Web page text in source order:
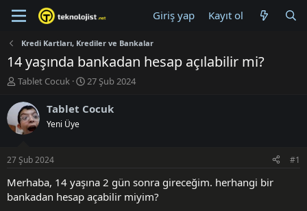
Giriş yap Kayıt ol
Kredi Kartları, Krediler ve Bankalar
14 yaşında bankadan hesap açılabilir mi?
K
n
u
y
B
a
ş
a
Tablet Cocuk
B
ş
ç
a
27 Şub 2024
Tablet Cocuk
Yeni Üye
27 Şub 2024 #1
Merhaba, 14 yaşına 2 gün sonra gireceğim. herhangi bir
bankadan hesap açabilir miyim?